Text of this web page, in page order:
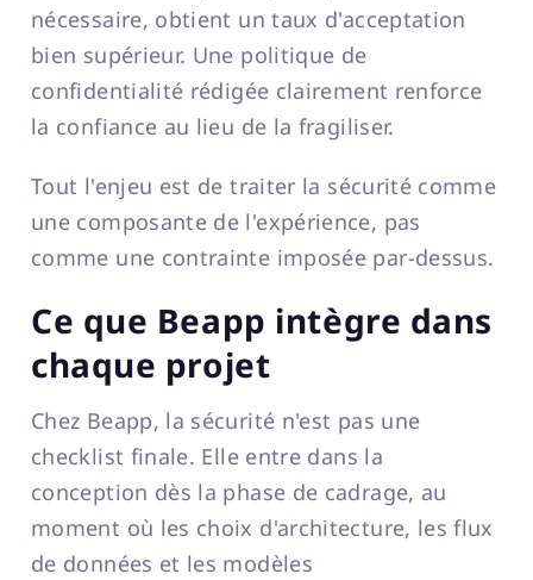
nécessaire, obtient un taux d'acceptation
bien supérieur. Une politique de
confidentialité rédigée clairement renforce
la confiance au lieu de la fragiliser.
Tout l'enjeu est de traiter la sécurité comme
une composante de l'expérience, pas
comme une contrainte imposée par-dessus.
Ce que Beapp intègre dans
chaque projet
Chez Beapp, la sécurité n'est pas une
checklist finale. Elle entre dans la
conception dès la phase de cadrage, au
moment où les choix d'architecture, les flux
de données et les modèles